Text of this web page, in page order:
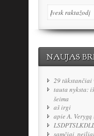
NAUJAS
29 tūkstančiai
tauta nyksta:
šeima
aš irgi
apie A.
samčiai,